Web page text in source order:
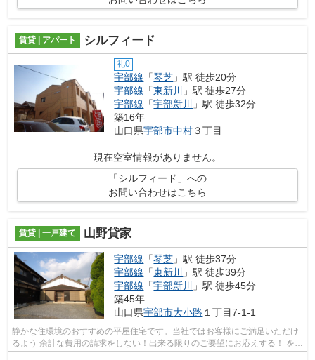
賃貸 | アパート シルフィード
礼0
宇部線 「琴芝 」駅 徒歩20分
宇部線 「東新川
」駅 徒歩27分
宇部線 「宇部新川
」駅 徒歩32分
築16年
山口県宇部市中村３丁目
現在空室情報がありません。
「シルフィード」への
お問い合わせはこちら
賃貸 | 一戸建て 山野貸家
宇部線 「琴芝 」駅 徒歩37分
宇部線 「東新川
」駅 徒歩39分
宇部線 「宇部新川
」駅 徒歩45分
築45年
山口県宇部市大小路 １丁目7-1-1
静かな住環境のおすすめの平屋住宅です。当社ではお客様にご満足いただけ
るよう 余計な費用の請求をしない！出来る限りのご要望にお応えする！ をモ